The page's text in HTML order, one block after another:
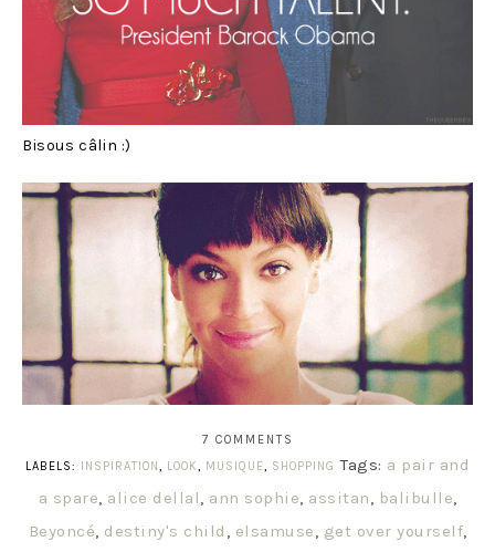
Bisous câlin :)
7 COMMENTS
LABELS: INSPIRATION, LOOK, MUSIQUE, SHOPPING Tags: a pair and
a spare, alice dellal, ann sophie, assitan, balibulle,
Beyoncé, destiny's child , elsamuse, get over yourself,